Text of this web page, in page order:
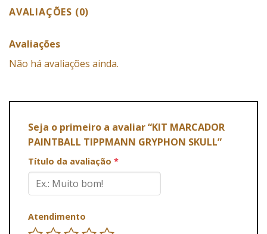
AVALIAÇÕES (0)
Avaliações
Não há avaliações ainda.
Seja o primeiro a avaliar “KIT MARCADOR
PAINTBALL TIPPMANN GRYPHON SKULL”
Título da avaliação *
Atendimento